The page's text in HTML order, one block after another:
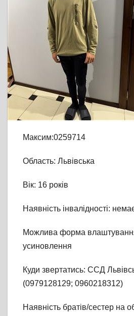
Максим:0259714
Область: Львівська
Вік: 16 років
Наявність інвалідності:
Можлива форма
усиновлення
Куди звертатись: ССД
(0979128129; 0960218312)
Наявність братів/сестер на